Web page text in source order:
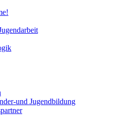
und Jugendbildung